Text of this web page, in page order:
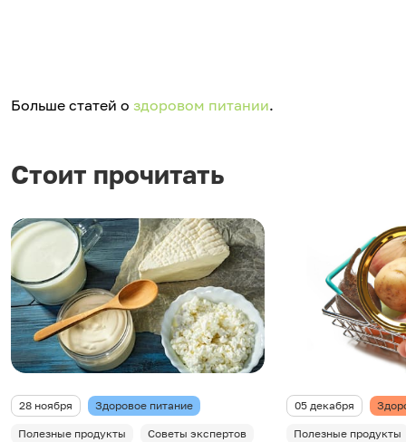
Больше статей о здоровом питании.
Стоит прочитать
28 ноября Здоровое питание
Полезные продукты
Советы экспертов
05 декабря
Полезные продукты